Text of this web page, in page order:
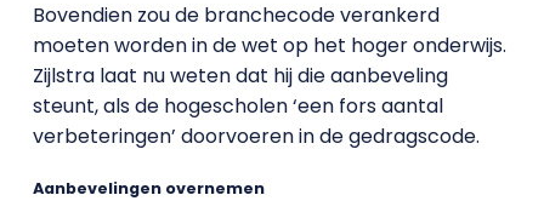
Bovendien zou de branchecode verankerd
moeten worden in de wet op het hoger onderwijs.
Zijlstra laat nu weten dat hij die aanbeveling
steunt, als de hogescholen ‘een fors aantal
verbeteringen’ doorvoeren in de gedragscode.
Aanbevelingen overnemen